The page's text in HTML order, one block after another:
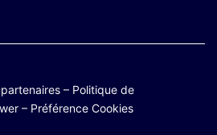
– Politique de
– Préférence Cookies